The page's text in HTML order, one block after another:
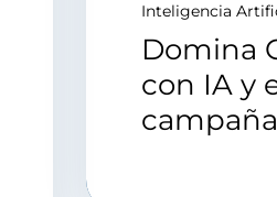
Inteligencia
Domina
con IA y